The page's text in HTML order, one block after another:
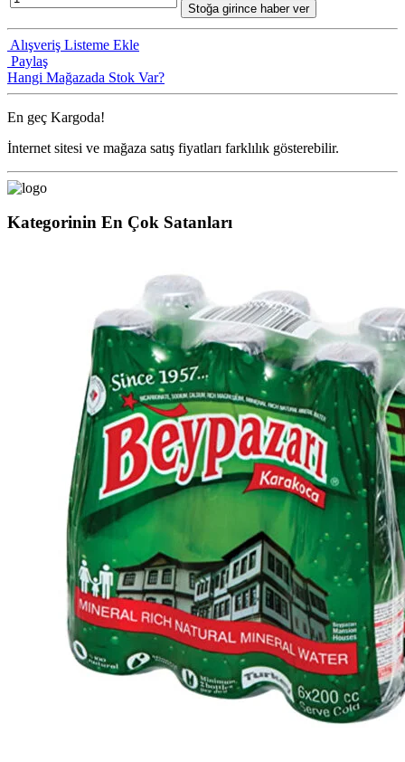
Stoğa girince haber ver
Alışveriş Listeme Ekle
Paylaş
Hangi Mağazada Stok Var?
En geç Kargoda!
İnternet sitesi ve mağaza satış fiyatları farklılık gösterebilir.
Kategorinin En Çok Satanları